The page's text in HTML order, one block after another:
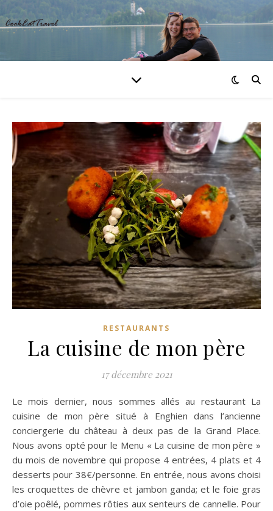
RESTAURANTS
La cuisine de mon père
17 décembre 2021
Le mois dernier, nous sommes allés au restaurant La
cuisine de mon père situé à Enghien dans l’ancienne
conciergerie du château à deux pas de la Grand Place.
Nous avons opté pour le Menu « La cuisine de mon père »
du mois de novembre qui propose 4 entrées, 4 plats et 4
desserts pour 38€/personne. En entrée, nous avons choisi
les croquettes de chèvre et jambon ganda; et le foie gras
d’oie poêlé, pommes rôties aux senteurs de cannelle. Pour